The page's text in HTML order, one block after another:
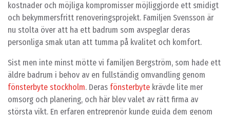
kostnader och möjliga kompromisser möjliggjorde ett smidigt
och bekymmersfritt renoveringsprojekt. Familjen Svensson är
nu stolta över att ha ett badrum som avspeglar deras
personliga smak utan att tumma på kvalitet och komfort.
Sist men inte minst mötte vi familjen Bergström, som hade ett
äldre badrum i behov av en fullständig omvandling genom
fönsterbyte stockholm. Deras fönsterbyte krävde lite mer
omsorg och planering, och här blev valet av rätt firma av
största vikt. En erfaren entreprenör kunde guida dem genom